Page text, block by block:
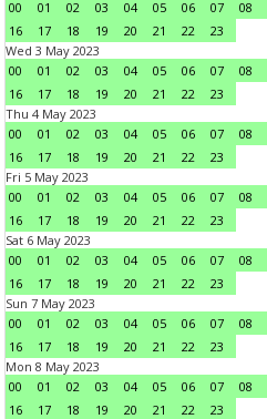
00
01 02 03 04 05 06 07 08
16
17 18 19 20 21 22
23
Wed 3 May 2023
00
01 02 03 04 05 06 07 08
16
17 18 19 20 21 22
23
Thu 4 May 2023
00
01 02 03 04 05 06 07 08
16
17 18 19 20 21 22
23
Fri 5 May 2023
00
01 02 03 04 05 06 07 08
16
17 18 19 20 21 22
23
Sat 6 May 2023
00
01 02 03 04 05 06 07 08
16
17 18 19 20 21 22
23
Sun 7 May 2023
00
01 02 03 04 05 06 07 08
16
17 18 19 20 21 22
23
Mon 8 May 2023
00
01 02 03 04 05 06 07 08
16
17 18 19 20 21 22
23